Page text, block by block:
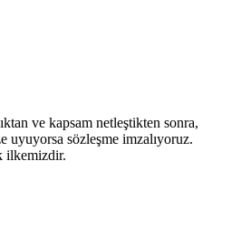
ve kapsam netleştikten sonra,
uyuyorsa sözleşme imzalıyoruz.
ilkemizdir.